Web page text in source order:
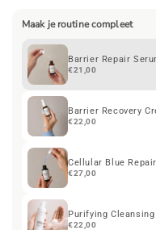
roodheid, hydrateren
voor langdurig
in, waardoor het
of reactieve huid. 30 ml.
Maak je routine compleet
Barrier Repair
€21,00
Barrier Recovery
€22,00
Cellular Blue
€27,00
Purifying Cleansing
€22,00